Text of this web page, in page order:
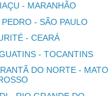
- MARANHÃO
- SÃO PAULO
- CEARÁ
- TOCANTINS
DO NORTE - MATO